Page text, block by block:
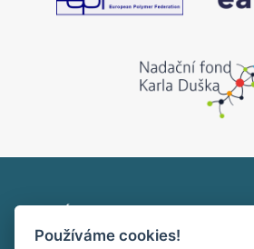
Heyrovského nám. 2
Používáme cookies!